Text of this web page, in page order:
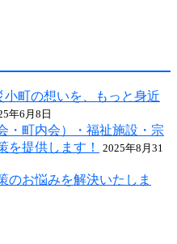
小町の想いを、もっと身近
年6月8日
・町内会）・福祉施設・宗
を提供します！
2025年8月31
のお悩みを解決いたしま